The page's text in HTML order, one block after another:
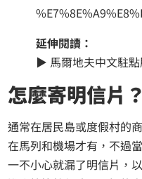
延伸閱讀：
▶ 馬爾地夫中文駐
怎麼寄明信片？
通常在居民島或度假村的
在馬列和機場才有，不過
一不小心就漏了明信片，